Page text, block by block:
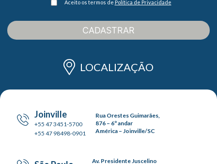
Aceito os termos de Política de Privacidade
CADASTRAR
LOCALIZAÇÃO
Joinville
+55 47 3451-5700
+55 47 98498-0901
Rua Orestes Guimarães,
876 – 6º andar
América – Joinville/SC
Av. Presidente Juscelino